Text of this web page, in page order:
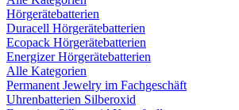
Hörgerätebatterien
Duracell Hörgerätebatterien
Ecopack Hörgerätebatterien
Energizer Hörgerätebatterien
Alle Kategorien
Permanent Jewelry im Fachgeschäft
Uhrenbatterien Silberoxid